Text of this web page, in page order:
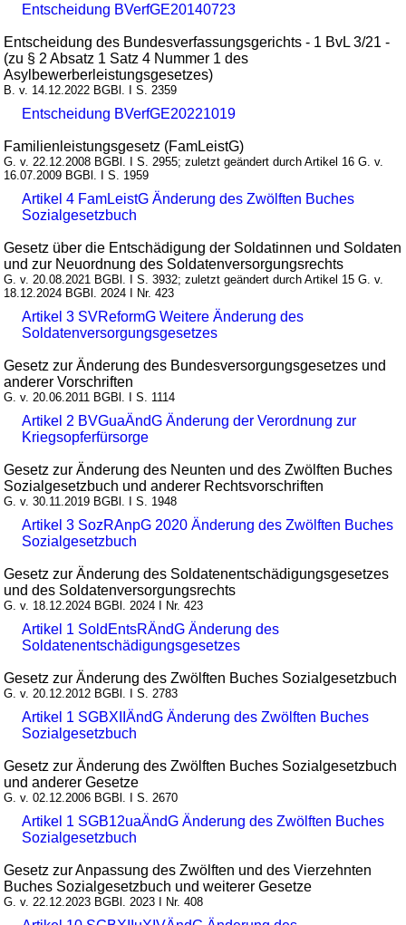
Entscheidung BVerfGE20140723
Entscheidung des Bundesverfassungsgerichts - 1 BvL 3/21 -
(zu § 2 Absatz 1 Satz 4 Nummer 1 des
Asylbewerberleistungsgesetzes)
B. v. 14.12.2022 BGBl. I S. 2359
Entscheidung BVerfGE20221019
Familienleistungsgesetz (FamLeistG)
G. v. 22.12.2008 BGBl. I S. 2955; zuletzt geändert durch Artikel 16 G. v.
16.07.2009 BGBl. I S. 1959
Artikel 4 FamLeistG Änderung des Zwölften Buches
Sozialgesetzbuch
Gesetz über die Entschädigung der Soldatinnen und Soldaten
und zur Neuordnung des Soldatenversorgungsrechts
G. v. 20.08.2021 BGBl. I S. 3932; zuletzt geändert durch Artikel 15 G. v.
18.12.2024 BGBl. 2024 I Nr. 423
Artikel 3 SVReformG Weitere Änderung des
Soldatenversorgungsgesetzes
Gesetz zur Änderung des Bundesversorgungsgesetzes und
anderer Vorschriften
G. v. 20.06.2011 BGBl. I S. 1114
Artikel 2 BVGuaÄndG Änderung der Verordnung zur
Kriegsopferfürsorge
Gesetz zur Änderung des Neunten und des Zwölften Buches
Sozialgesetzbuch und anderer Rechtsvorschriften
G. v. 30.11.2019 BGBl. I S. 1948
Artikel 3 SozRAnpG 2020 Änderung des Zwölften Buches
Sozialgesetzbuch
Gesetz zur Änderung des Soldatenentschädigungsgesetzes
und des Soldatenversorgungsrechts
G. v. 18.12.2024 BGBl. 2024 I Nr. 423
Artikel 1 SoldEntsRÄndG Änderung des
Soldatenentschädigungsgesetzes
Gesetz zur Änderung des Zwölften Buches Sozialgesetzbuch
G. v. 20.12.2012 BGBl. I S. 2783
Artikel 1 SGBXIIÄndG Änderung des Zwölften Buches
Sozialgesetzbuch
Gesetz zur Änderung des Zwölften Buches Sozialgesetzbuch
und anderer Gesetze
G. v. 02.12.2006 BGBl. I S. 2670
Artikel 1 SGB12uaÄndG Änderung des Zwölften Buches
Sozialgesetzbuch
Gesetz zur Anpassung des Zwölften und des Vierzehnten
Buches Sozialgesetzbuch und weiterer Gesetze
G. v. 22.12.2023 BGBl. 2023 I Nr. 408